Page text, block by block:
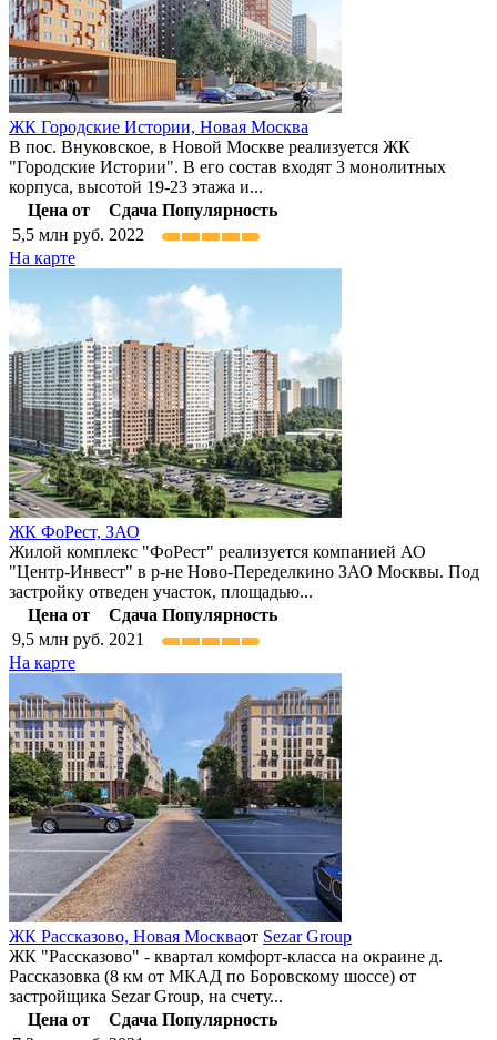
ЖК Городские Истории, Новая Москва
В пос. Внуковское, в Новой Москве реализуется ЖК
"Городские Истории". В его состав входят 3 монолитных
корпуса, высотой 19-23 этажа и...
Цена от
Сдача Популярность
5,5 млн руб. 2022
На карте
ЖК ФоРест, ЗАО
Жилой комплекс "ФоРест" реализуется компанией АО
"Центр-Инвест" в р-не Ново-Переделкино ЗАО Москвы. Под
застройку отведен участок, площадью...
Цена от
Сдача Популярность
9,5 млн руб. 2021
На карте
ЖК Рассказово, Новая Москваот Sezar Group
ЖК "Рассказово" - квартал комфорт-класса на окраине д.
Рассказовка (8 км от МКАД по Боровскому шоссе) от
застройщика Sezar Group, на счету...
Цена от
Сдача Популярность